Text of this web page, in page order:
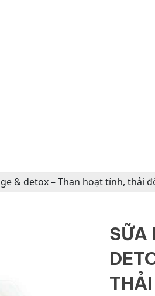
& detox – Than hoạt tính, thải
SỮA